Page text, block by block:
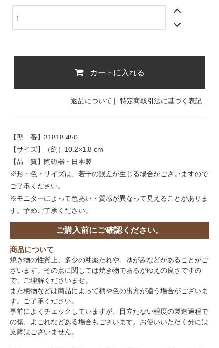
カートに入れる
返品について | 特定商取引法に基づく表記
【型 番】31818-450
【サイズ】（約）10.2×1.8 cm
【品 質】陶磁器・日本製
※形・色・サイズは、若干の誤差が生じる場合がございますので
ご了承ください。
※モニターによって色あい・質感が異なって見えることがありま
す。予めご了承ください。
ご購入前にご確認ください。
商品について
焼き物の性質上、多少の釉薬たれや、ゆがみなどがあることがご
ざいます。その点に関しては焼き物であるがゆえの良さですの
で、ご理解くださいませ。
また柄物などは商品によって柄や色の出方が違う場合がございま
す。ご了承ください。
事前によくチェックしていますが、目立たない程度の製造過程で
の傷、よごれなどある場合もございます。お使いいただく分には
支障はございません。